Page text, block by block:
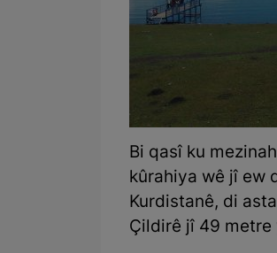
Bi qasî ku
kûrahiya wê jî ew
Kurdistanê, di
Çildirê jî 49 metre